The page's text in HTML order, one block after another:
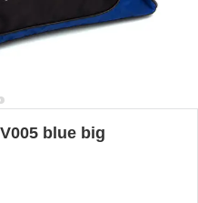
blue big